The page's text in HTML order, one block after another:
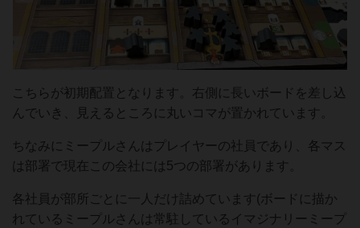
こちらが初期配置となります。右側に長いボードを差し込
んでいき、見えるところに丸いコマが置かれています。
ちなみにミープルさんはプレイヤーの社員であり、各マス
は部署で現在この会社には5つの部署があります。
各社員が部所ごとに一人だけ詰めています(ボードに描か
れているミープルさんは常駐しているイマジナリーミープ